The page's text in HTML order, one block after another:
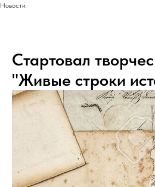
Новости
Стартовал
"Живые строки